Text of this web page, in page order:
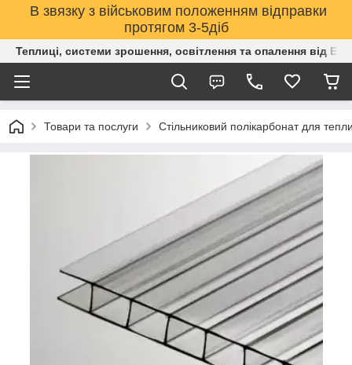
В звязку з військовим положенням відправки
протягом 3-5діб
Теплиці, системи зрошення, освітлення та опалення від
Товари та послуги Стільниковий полікарбонат для